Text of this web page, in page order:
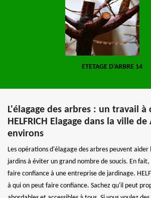
ETETAGE D'ARBRE 14
L'élagage des arbres : un travail à
HELFRICH Elagage dans la ville
environs
Les opérations d'élagage des arbres peuvent
jardins à éviter un grand nombre de soucis. En fait,
faire confiance à une entreprise de jardinage.
à qui on peut faire confiance. Sachez qu'il peut